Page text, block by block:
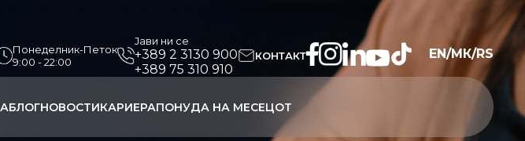
Понеделник-Петок
9:00 - 22:00
Јави ни се
+389 2 3130 900
+389 75 310 910
КОНТАКТ EN/МК/RS
БЛОГНОВОСТИКАРИЕРАПОНУДА НА МЕСЕЦОТ